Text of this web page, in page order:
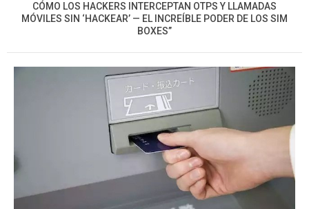
CÓMO LOS HACKERS INTERCEPTAN OTPS Y LLAMADAS
MÓVILES SIN ‘HACKEAR’ — EL INCREÍBLE PODER DE LOS SIM
BOXES”